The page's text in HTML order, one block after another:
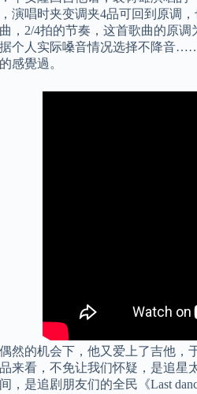
演唱时夹变调夹4品可回到原调
，2/4拍的节奏，这首歌曲的原
个人实际嗓音情况选择不降音
感覺過。
然的机会下，他又爱上了吉他，
来看，不免让我们怀疑，是追星
，是追剧朋友们的全民《Last